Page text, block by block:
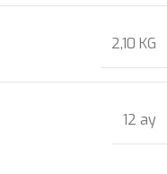
2,10 KG
12 ay